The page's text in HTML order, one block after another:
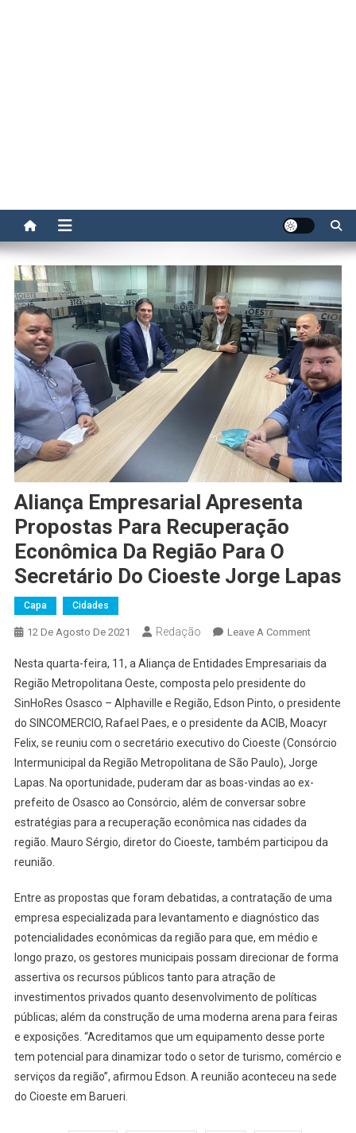
Aliança Empresarial Apresenta
Propostas Para Recuperação
Econômica Da Região Para O
Secretário Do Cioeste Jorge Lapas
Capa Cidades
12 De Agosto De 2021 Redação Leave A CommentOn
Para
Jorge
Lapas
Nesta quarta-feira, 11, a Aliança de Entidades Empresariais da
Região Metropolitana Oeste, composta pelo presidente do
SinHoRes Osasco – Alphaville e Região, Edson Pinto, o presidente
do SINCOMERCIO, Rafael Paes, e o presidente da ACIB, Moacyr
Felix, se reuniu com o secretário executivo do Cioeste (Consórcio
Intermunicipal da Região Metropolitana de São Paulo), Jorge
Lapas. Na oportunidade, puderam dar as boas-vindas ao ex-
prefeito de Osasco ao Consórcio, além de conversar sobre
estratégias para a recuperação econômica nas cidades da
região. Mauro Sérgio, diretor do Cioeste, também participou da
reunião.
Entre as propostas que foram debatidas, a contratação de uma
empresa especializada para levantamento e diagnóstico das
potencialidades econômicas da região para que, em médio e
longo prazo, os gestores municipais possam direcionar de forma
assertiva os recursos públicos tanto para atração de
investimentos privados quanto desenvolvimento de políticas
públicas; além da construção de uma moderna arena para feiras
e exposições. “Acreditamos que um equipamento desse porte
tem potencial para dinamizar todo o setor de turismo, comércio e
serviços da região”, afirmou Edson. A reunião aconteceu na sede
do Cioeste em Barueri.